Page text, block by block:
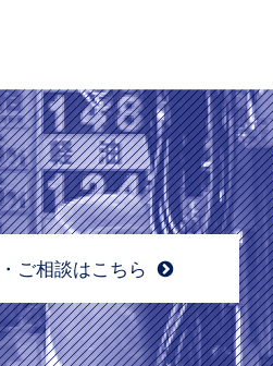
ご相談はこちら